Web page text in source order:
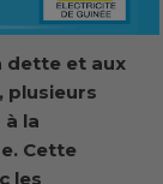
dette et aux
plusieurs
la
Cette
les